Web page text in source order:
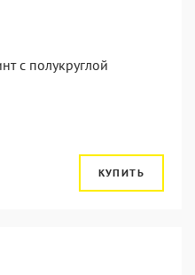
с полукруглой
КУПИТЬ